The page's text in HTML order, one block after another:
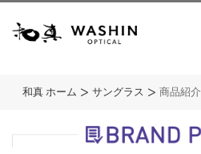
和真 ホーム サングラス 商品紹介